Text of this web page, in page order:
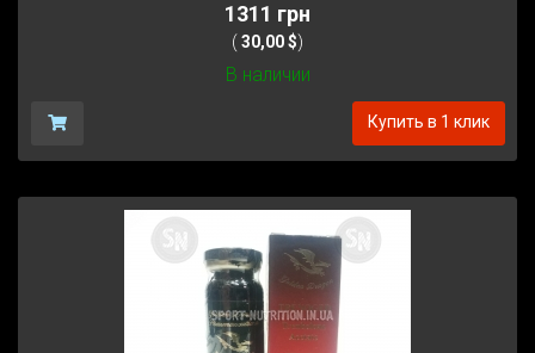
1311 грн
( 30,00 $)
В наличии
Купить в 1 клик